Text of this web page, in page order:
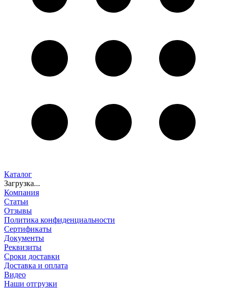
Каталог
Загрузка...
Компания
Статьи
Отзывы
Политика конфиденциальности
Сертификаты
Документы
Реквизиты
Сроки доставки
Доставка и оплата
Видео
Наши отгрузки